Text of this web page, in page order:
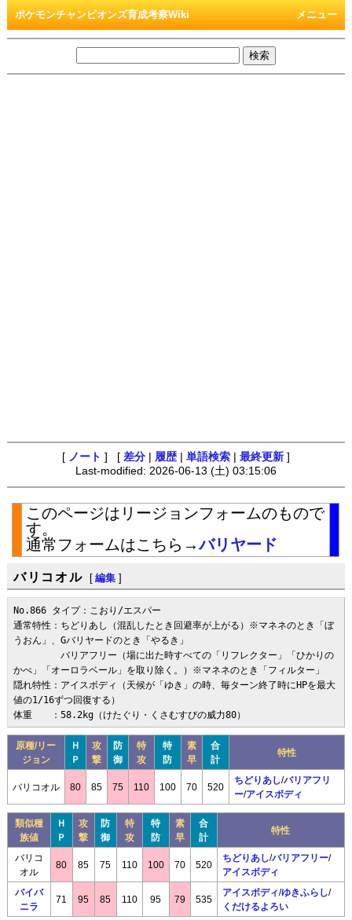
メニュー
ポケモンチャンピオンズ育成考察Wiki
[ ノート ] [ 差分 履歴 単語検索 最終更新 ]
Last-modified: 2026-06-13 (土) 03:15:06
このページはリージョンフォームのもので
す。
通常フォームはこちら→バリヤード
バリコオル [ 編集 ]
No.866 タイプ：こおり/エスパー
通常特性：ちどりあし（混乱したとき回避率が上がる）※マネネのとき「ぼ
うおん」、Gバリヤードのとき「やるき」
バリアフリー（場に出た時すべての「リフレクター」「ひかりの
かべ」「オーロラベール」を取り除く。）※マネネのとき「フィルター」
隠れ特性：アイスボディ（天候が「ゆき」の時、毎ターン終了時にHPを最大
値の1/16ずつ回復する）
体重　　：58.2kg（けたぐり・くさむすびの威力80）
原種/リー
ジョン
Ｈ
Ｐ
攻
撃
防
御
特
攻
特
防
素
早
合
計
特性
バリコオル 80 85 75 110 100 70 520
ちどりあし/バリアフリ
ー/アイスボディ
類似種
族値
Ｈ
Ｐ
攻
撃
防
御
特
攻
特
防
素
早
合
計
特性
バリコ
オル
80 85 75 110 100 70 520
ちどりあし/バリアフリー/
アイスボディ
バイバ
ニラ
71 95 85 110 95 79 535
アイスボディ/ゆきふらし/
くだけるよろい